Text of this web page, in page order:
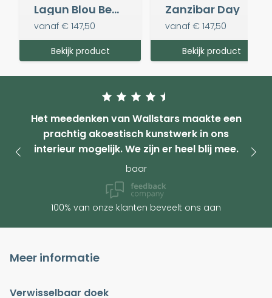
Lagun Blou Beach
vanaf € 147,50
Bekijk product
Zanzibar Day
vanaf € 147,50
Bekijk product
Het meedenken van Wallstars maakte een
prachtig akoestisch kunstwerk in ons
interieur mogelijk. We zijn er heel blij mee.
baar
100% van onze klanten beveelt ons aan
Meer informatie
Verwisselbaar doek